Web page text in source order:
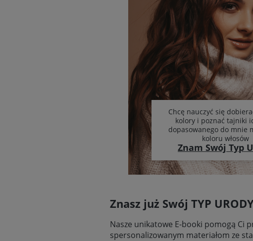
Chcę nauczyć się
kolory i poznać tajniki
dopasowanego do mnie
koloru włosów
Znam Swój Typ
Znasz już Swój TYP
Nasze unikatowe E-booki pomogą Ci
spersonalizowanym materiałom ze